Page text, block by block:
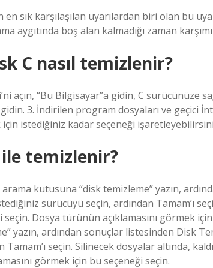
en sık karşılaşılan uyarılardan biri olan bu
aygıtında boş alan kalmadığı zaman
C nasıl temizlenir?
açın, “Bu Bilgisayar”a gidin, C sürücünüze
gidin. 3. İndirilen program dosyaları ve geçici
için istediğiniz kadar seçeneği
temizlenir?
kutusuna “disk temizleme” yazın,
sürücüyü seçin, ardından Tamam’ı
Dosya türünün açıklamasını görmek
yazın, ardından sonuçlar listesinden Disk
Tamam’ı seçin. Silinecek dosyalar altında,
görmek için bu seçeneği seçin.